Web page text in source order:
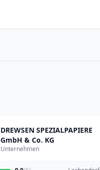
DREWSEN SPEZIALPAPIERE
GmbH & Co. KG
Unternehmen